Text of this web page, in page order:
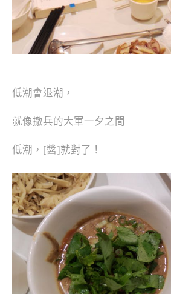
低潮會退潮，
就像撤兵的大軍一夕之間
低潮，[醬]就對了！